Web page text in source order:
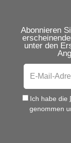
Abonnieren
unter den
Ich habe die
genommen